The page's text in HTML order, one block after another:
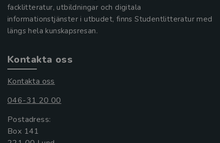
facklitteratur, utbildningar och digitala
informationstjänster i utbudet, finns Studentlitteratur med
längs hela kunskapsresan.
Kontakta oss
Kontakta oss
046-31 20 00
Postadress:
Box 141